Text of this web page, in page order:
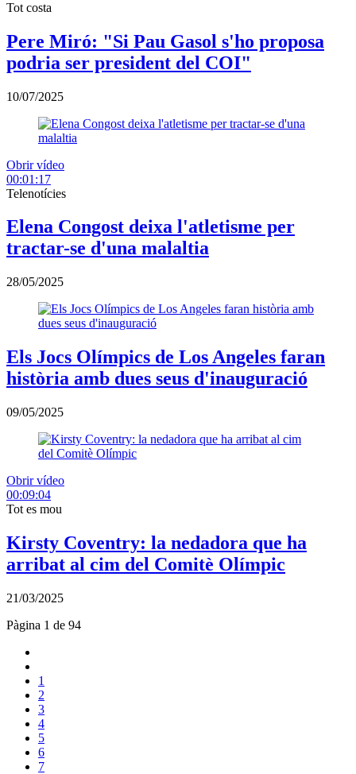
Tot costa
Pere Miró: "Si Pau Gasol s'ho proposa
podria ser president del COI"
10/07/2025
Obrir vídeo
00:01:17
Telenotícies
Elena Congost deixa l'atletisme per
tractar-se d'una malaltia
28/05/2025
Els Jocs Olímpics de Los Angeles faran
història amb dues seus d'inauguració
09/05/2025
Obrir vídeo
00:09:04
Tot es mou
Kirsty Coventry: la nedadora que ha
arribat al cim del Comitè Olímpic
21/03/2025
Pàgina 1 de 94
1
2
3
4
5
6
7